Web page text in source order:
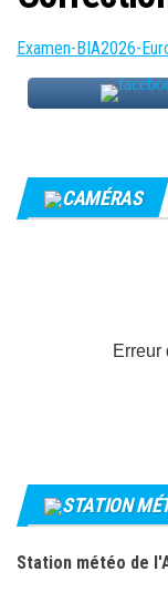
Examen-BIA2026-
CAMÉRAS
Erreur
STATION
Station météo de